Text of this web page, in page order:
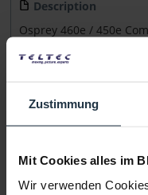
Zustimmung
Mit Cookies alles im
Wir verwenden
Description
Osprey 460e / 450e
Manufacturer &